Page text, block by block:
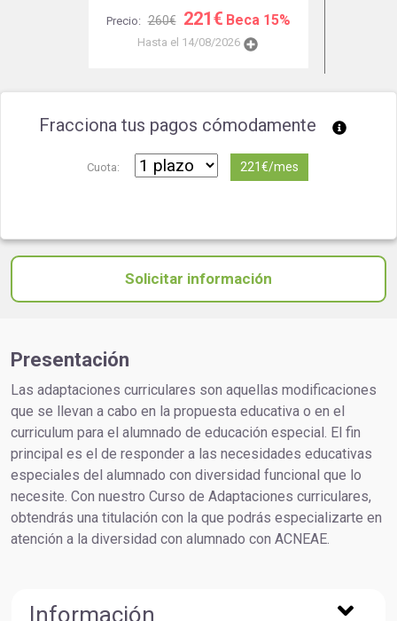
Precio: 260€ 221€ Beca 15%
Hasta el 14/08/2026
Fracciona tus pagos cómodamente
Cuota: 221€/mes
Solicitar información
Presentación
Las adaptaciones curriculares son aquellas modificaciones
que se llevan a cabo en la propuesta educativa o en el
curriculum para el alumnado de educación especial. El fin
principal es el de responder a las necesidades educativas
especiales del alumnado con diversidad funcional que lo
necesite. Con nuestro Curso de Adaptaciones curriculares,
obtendrás una titulación con la que podrás especializarte en
atención a la diversidad con alumnado con ACNEAE.
Información